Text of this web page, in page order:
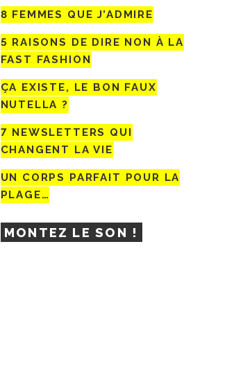
8 FEMMES QUE J’ADMIRE
5 RAISONS DE DIRE NON À LA
FAST FASHION
ÇA EXISTE, LE BON FAUX
NUTELLA ?
7 NEWSLETTERS QUI
CHANGENT LA VIE
UN CORPS PARFAIT POUR LA
PLAGE…
MONTEZ LE SON !